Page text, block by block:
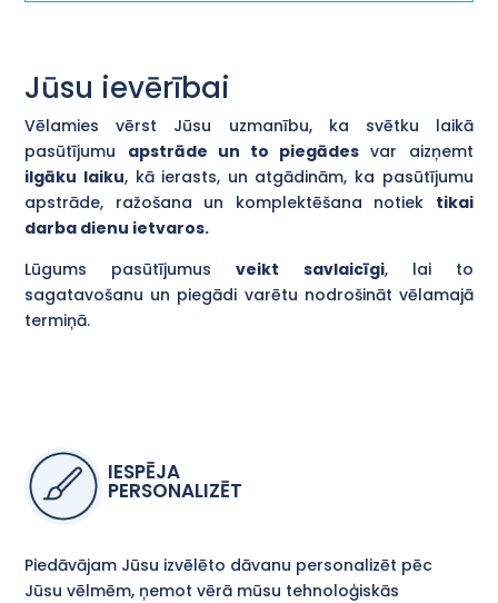
Jūsu ievērībai
Vēlamies vērst Jūsu uzmanību, ka svētku laikā
pasūtījumu apstrāde un to piegādes var aizņemt
ilgāku laiku, kā ierasts, un atgādinām, ka pasūtījumu
apstrāde, ražošana un komplektēšana notiek tikai
darba dienu ietvaros.
Lūgums pasūtījumusveikt savlaicīgi, lai to
sagatavošanu un piegādi varētu nodrošināt vēlamajā
termiņā.
IESPĒJA
PERSONALIZĒT
Piedāvājam Jūsu izvēlēto dāvanu personalizēt pēc
Jūsu vēlmēm, ņemot vērā mūsu tehnoloģiskās